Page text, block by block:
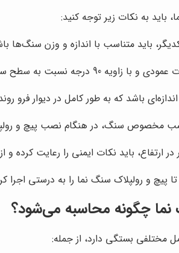
باید به نکات زیر توجه کنید:
باید متناسب با اندازه و وزن سنگ‌ها باشد. به
90 درجه نسبت به سطح سنگ نصب شوند.
باشد که به طور کامل در دیوار فرو
مخصوص سنگ، در هنگام نصب پیچ و
در ارتفاع، باید نکات ایمنی را رعایت کرده
و رولپلاک سنگ نما را به درستی اجرا
نما چگونه محاسبه می‌شود؟
مختلفی بستگی دارد، از جمله: